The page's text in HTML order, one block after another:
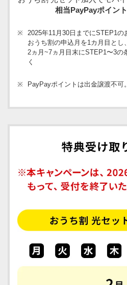
相当PayPayポイン
※
2025年11月30日までにSTEP1の
おうち割の申込月を1カ月目とし、
2ヵ月~7ヵ月目末にSTEP1〜3の
く
※ PayPayポイントは出金譲渡不可。